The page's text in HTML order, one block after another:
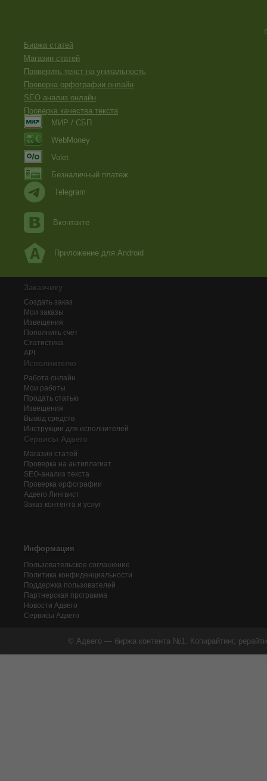
Биржа статей
Магазин статей
Проверить текст на уникальность
Проверка орфографии онлайн
SEO анализ онлайн
Проверка качества текста
МИР / СБП
WebMoney
Volet
Безналичный платеж
Telegram
Вконтакте
Приложение для Android
Заказчику
Создать заказ
Мои заказы
Извещения
Пополнить счёт
Статистика
API
Исполнителю
Работа онлайн
Мои работы
Продать статью
Извещения
Вывод средств
Инструкции для исполнителей
Сервисы Адвего
Магазин статей
Проверка на антиплагиат
SEO-анализ текста
Проверка орфографии
Адвего Лингвист
Заказ контента и услуг
Информация
Пользовательское соглашение
Политика конфиденциальности
Поддержка пользователей
Партнерская программа
Новости Адвего
Сервисы Адвего
© Адвего — биржа контента №1. Копирайтинг,